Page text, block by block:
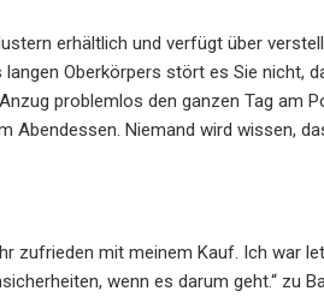
erhältlich und verfügt über
Oberkörpers stört es Sie nicht,
problemlos den ganzen Tag am
Abendessen. Niemand wird wissen,
zufrieden mit meinem Kauf. Ich war
wenn es darum geht.“ zu